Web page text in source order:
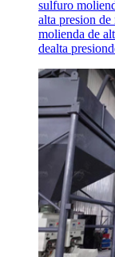
sulfuro
alta presion
molienda de
dealta